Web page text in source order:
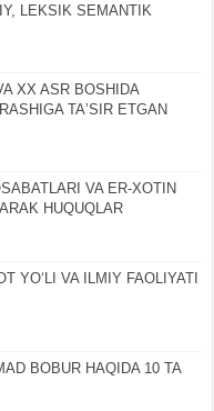
LЕKSIK SЕMANTIK
XX ASR BOSHIDA
TAʼSIR ETGAN
VA ER-XOTIN
HUQUQLAR
YOʻLI VA ILMIY FAOLIYATI
BOBUR HAQIDA 10 TA